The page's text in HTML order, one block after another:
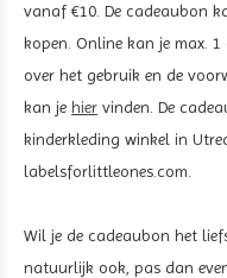
vanaf €10. De cadeaubon
kopen. Online kan je max.
over het gebruik en de
kan je hier vinden. De
kinderkleding winkel in
labelsforlittleones.com.
Wil je de cadeaubon het
natuurlijk ook, pas dan